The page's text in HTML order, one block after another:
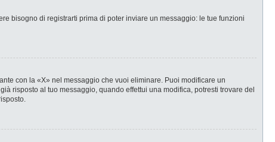
bisogno di registrarti prima di poter inviare un messaggio: le tue funzioni
con la «X» nel messaggio che vuoi eliminare. Puoi modificare un
risposto al tuo messaggio, quando effettui una modifica, potresti trovare del